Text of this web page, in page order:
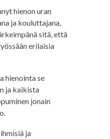
hienon uran
ja kouluttajana,
sitä, että
erilaisia
hienointa se
ja kaikista
jonain
ja